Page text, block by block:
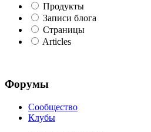
Продукты
Записи блога
Страницы
Articles
Форумы
Сообщество
Клубы